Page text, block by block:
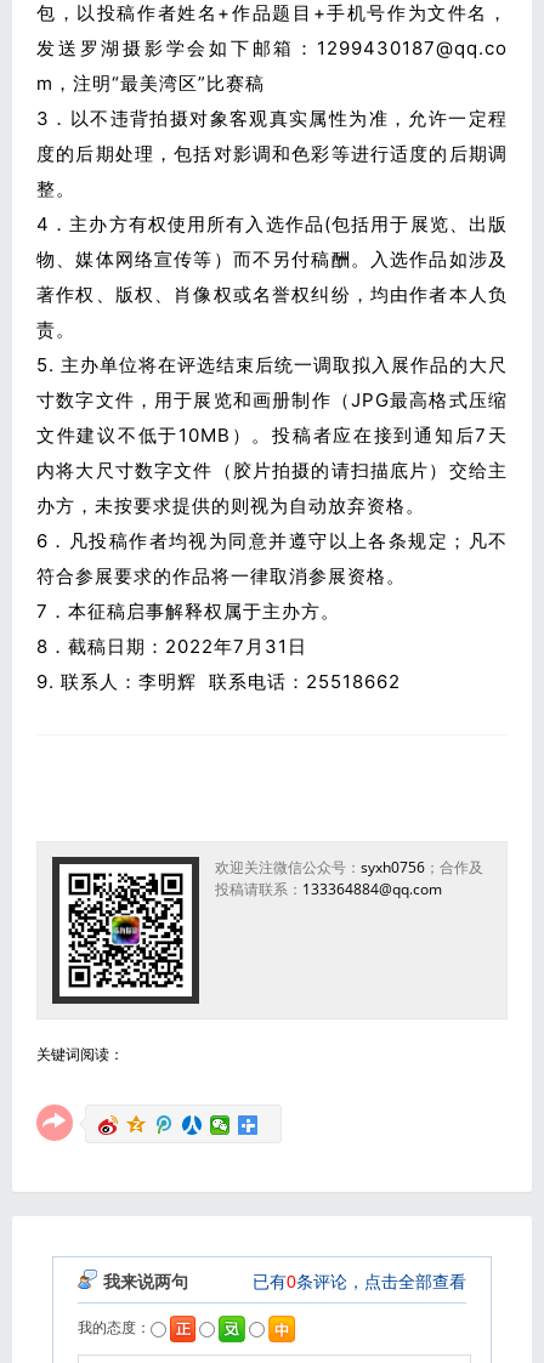
包，以投稿作者姓名+作品题目+手机号作为文件名，
发送罗湖摄影学会如下邮箱：1299430187@qq.co
m，注明“最美湾区”比赛稿
3．以不违背拍摄对象客观真实属性为准，允许一定程
度的后期处理，包括对影调和色彩等进行适度的后期调
整。
4．主办方有权使用所有入选作品(包括用于展览、出版
物、媒体网络宣传等）而不另付稿酬。入选作品如涉及
著作权、版权、肖像权或名誉权纠纷，均由作者本人负
责。
5. 主办单位将在评选结束后统一调取拟入展作品的大尺
寸数字文件，用于展览和画册制作（JPG最高格式压缩
文件建议不低于10MB）。投稿者应在接到通知后7天
内将大尺寸数字文件（胶片拍摄的请扫描底片）交给主
办方，未按要求提供的则视为自动放弃资格。
6．凡投稿作者均视为同意并遵守以上各条规定；凡不
符合参展要求的作品将一律取消参展资格。
7．本征稿启事解释权属于主办方。
8．截稿日期：2022年7月31日
9. 联系人：李明辉 联系电话：25518662
欢迎关注微信公众号： syxh0756；合作及
投稿请联系： 133364884@qq.com
关键词阅读：